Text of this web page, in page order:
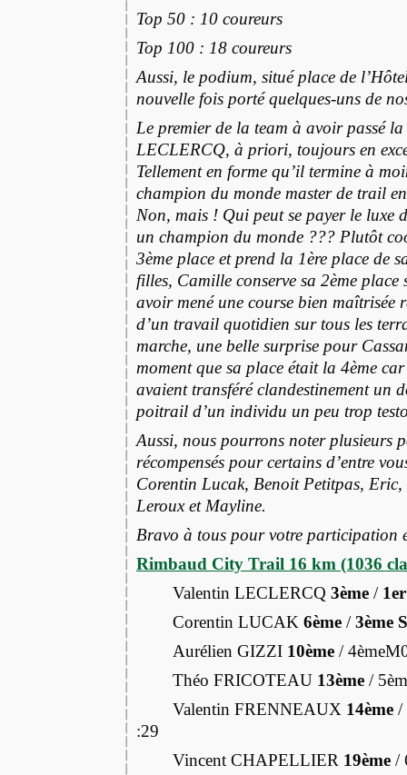
Top 50 : 10 coureurs
Top 100 : 18 coureurs
Aussi, le podium, situé place de
nouvelle fois porté quelques-uns de
Le premier de la team à avoir passé
LECLERCQ, à priori, toujours en
Tellement en forme qu’il termine à
champion du monde master de trail
Non, mais ! Qui peut se payer le luxe
un champion du monde ??? Plutôt
3ème place et prend la 1ère place de
filles, Camille conserve sa 2ème
avoir mené une course bien maîtrisée
d’un travail quotidien sur tous les
marche, une belle surprise pour
moment que sa place était la 4ème
avaient transféré clandestinement un
poitrail d’un individu un peu trop
Aussi, nous pourrons noter plusieurs
récompensés pour certains d’entre
Corentin Lucak, Benoit Petitpas,
Leroux et Mayline.
Bravo à tous pour votre participation
Rimbaud City Trail 16 km (1036
Valentin LECLERCQ 3ème /
Corentin LUCAK 6ème /3ème
Aurélien GIZZI 10ème /
Théo FRICOTEAU 13ème /
Valentin FRENNEAUX 14ème /
:29
Vincent CHAPELLIER 19ème /